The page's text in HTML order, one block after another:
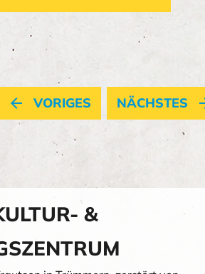
arrow_back VORIGES NÄCHSTES
&